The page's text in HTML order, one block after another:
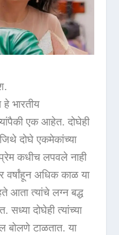
भारतीय
एक आहेत. दोघेही
दोघे एकमेकांच्या
प्रेम कधीच लपवले नाही
वर्षांहून अधिक काळ या
आता त्यांचे लग्न बद्ध
दोघेही त्यांच्या
बोलणे टाळतात. या